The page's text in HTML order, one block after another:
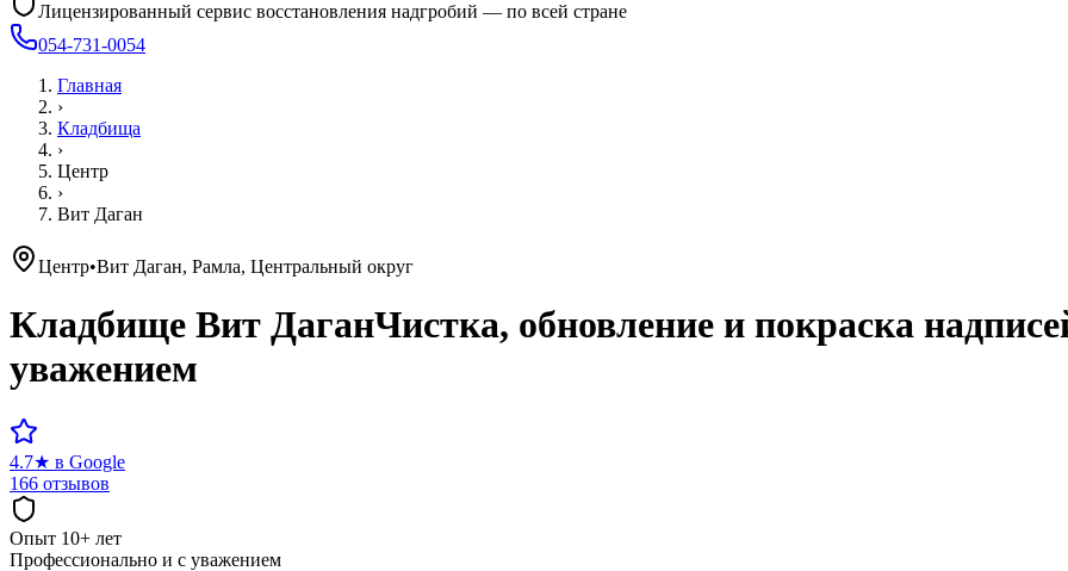
Лицензированный сервис восстановления надгробий — по всей стране
054-731-0054
Главная
›
Кладбища
›
Центр
›
Вит Даган
Центр•Вит Даган, Рамла, Центральный округ
Кладбище Вит ДаганЧистка, обновление и покраска
уважением
4.7★ в Google
166 отзывов
Опыт 10+ лет
Профессионально и с уважением